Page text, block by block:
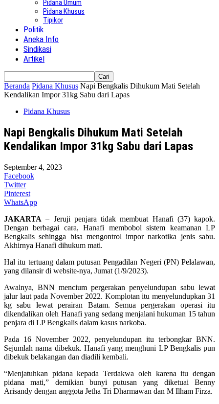
Pidana Umum
Pidana Khusus
Tipikor
Politik
Aneka Info
Sindikasi
Artikel
Beranda Pidana Khusus Napi Bengkalis Dihukum Mati Setelah
Kendalikan Impor 31kg Sabu dari Lapas
Pidana Khusus
Napi Bengkalis Dihukum Mati Setelah
Kendalikan Impor 31kg Sabu dari Lapas
September 4, 2023
Facebook
Twitter
Pinterest
WhatsApp
JAKARTA – Jeruji penjara tidak membuat Hanafi (37) kapok.
Dengan berbagai cara, Hanafi membobol sistem keamanan LP
Bengkalis sehingga bisa mengontrol impor narkotika jenis sabu.
Akhirnya Hanafi dihukum mati.
Hal itu tertuang dalam putusan Pengadilan Negeri (PN) Pelalawan,
yang dilansir di website-nya, Jumat (1/9/2023).
Awalnya, BNN mencium pergerakan penyelundupan sabu lewat
jalur laut pada November 2022. Komplotan itu menyelundupkan 31
kg sabu lewat perairan Batam. Semua pergerakan operasi itu
dikendalikan oleh Hanafi yang sedang menjalani hukuman 15 tahun
penjara di LP Bengkalis dalam kasus narkoba.
Pada 16 November 2022, penyelundupan itu terbongkar BNN.
Sejumlah nama dibekuk. Hanafi yang menghuni LP Bengkalis pun
dibekuk belakangan dan diadili kembali.
“Menjatuhkan pidana kepada Terdakwa oleh karena itu dengan
pidana mati,” demikian bunyi putusan yang diketuai Benny
Arisandy dengan anggota Jetha Tri Dharmawan dan M Ilham Firza.